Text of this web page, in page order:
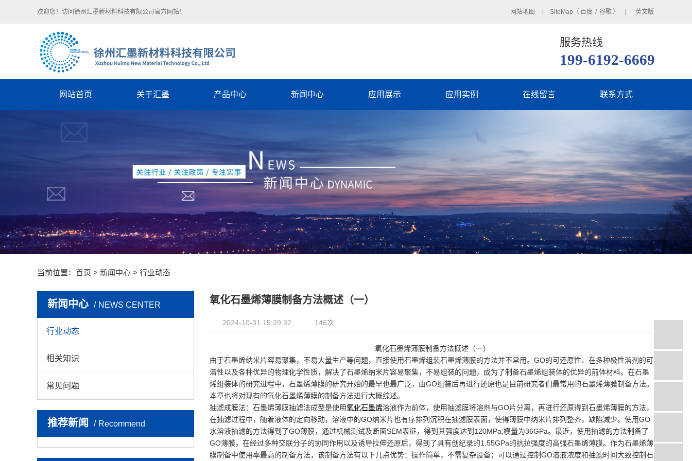
欢迎您！访问徐州汇墨新材料科技有限公司官方网站！ 网站地图 | SiteMap（ 百度 / 谷歌 ） | 英文版
服务热线
199-6192-6669
网站首页 关于汇墨
技术团队
产品中心
防腐性能石墨烯
高导电导热性能石墨烯
石墨烯-碳基复合薄膜智
能加热组件
其他产品
新闻中心
常见问题
应用展示
石墨烯散热涂料
新能源电池
石墨烯防腐涂料
石墨烯加热膜
石墨烯合金
石墨烯复合振膜
应用实例 在线留言 联系方式
当前位置： 首页 > 新闻中心 > 行业动态
新闻中心 NEWS CENTER
行业动态
相关知识
常见问题
推荐新闻 Recommend
氧化石墨烯薄膜制备方法概述（一）
2024-10-31 15:29:32 146次
氧化石墨烯薄膜制备方法概述（一）
由于石墨烯纳米片容易聚集，不易大量生产等问题，直接使用石墨烯组装石墨烯薄膜的方法并不常用。GO的可还原性、在多种极性溶剂的可
溶性以及各种优异的物理化学性质，解决了石墨烯纳米片容易聚集，不易组装的问题，成为了制备石墨烯组装体的优异的前体材料。在石墨
烯组装体的研究进程中，石墨烯薄膜的研究开始的最早也最广泛，由GO组装后再进行还原也是目前研究者们最常用的石墨烯薄膜制备方法。
本章也将对现有的氧化石墨烯薄膜的制备方法进行大概综述。
抽滤成膜法：石墨烯薄膜抽滤法成型是使用氧化石墨烯溶液作为前体，使用抽滤膜将溶剂与GO片分离，再进行还原得到石墨烯薄膜的方法，
在抽滤过程中，随着液体的定向移动，溶液中的GO纳米片也有序排列沉积在抽滤膜表面，使得薄膜中纳米片排列整齐，缺陷减少。使用GO
水溶液抽滤的方法得到了GO薄膜，通过机械测试及断面SEM表征，得到其强度达到120MPa,模量为36GPa。最近，使用抽滤的方法制备了
GO薄膜，在经过多种交联分子的协同作用以及诱导拉伸还原后，得到了具有创纪录的1.55GPa的抗拉强度的高强石墨烯薄膜。作为石墨烯薄
膜制备中使用率最高的制备方法，该制备方法有以下几点优势：操作简单，不需复杂设备；可以通过控制GO溶液浓度和抽滤时间大致控制石